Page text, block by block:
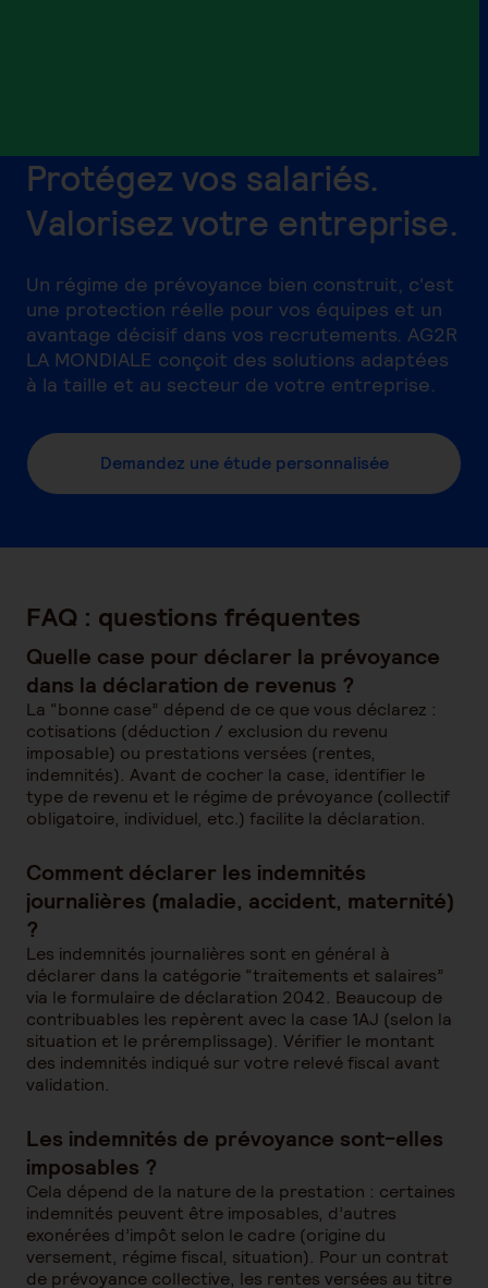
Protégez vos salariés.
Valorisez votre entreprise.
Un régime de prévoyance bien construit, c'est
une protection réelle pour vos équipes et un
avantage décisif dans vos recrutements. AG2R
LA MONDIALE conçoit des solutions adaptées
à la taille et au secteur de votre entreprise.
Demandez une étude personnalisée
FAQ : questions fréquentes
Quelle case pour déclarer la prévoyance
dans la déclaration de revenus ?
La “bonne case” dépend de ce que vous déclarez :
cotisations (déduction / exclusion du revenu
imposable) ou prestations versées (rentes,
indemnités). Avant de cocher la case, identifier le
type de revenu et le régime de prévoyance (collectif
obligatoire, individuel, etc.) facilite la déclaration.
Comment déclarer les indemnités
journalières (maladie, accident, maternité)
?
Les indemnités journalières sont en général à
déclarer dans la catégorie “traitements et salaires”
via le formulaire de déclaration 2042. Beaucoup de
contribuables les repèrent avec la case 1AJ (selon la
situation et le préremplissage). Vérifier le montant
des indemnités indiqué sur votre relevé fiscal avant
validation.
Les indemnités de prévoyance sont-elles
imposables ?
Cela dépend de la nature de la prestation : certaines
indemnités peuvent être imposables, d’autres
exonérées d’impôt selon le cadre (origine du
versement, régime fiscal, situation). Pour un contrat
de prévoyance collective, les rentes versées au titre